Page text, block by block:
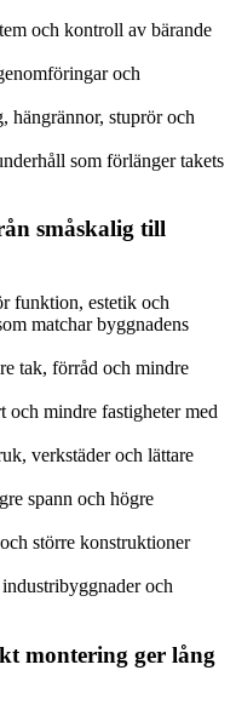
och kontroll av bärande
och
hängrännor, stuprör och
som förlänger takets
småskalig till
funktion, estetik och
matchar byggnadens
tak, förråd och mindre
och mindre fastigheter med
verkstäder och lättare
spann och högre
större konstruktioner
och
montering ger lång